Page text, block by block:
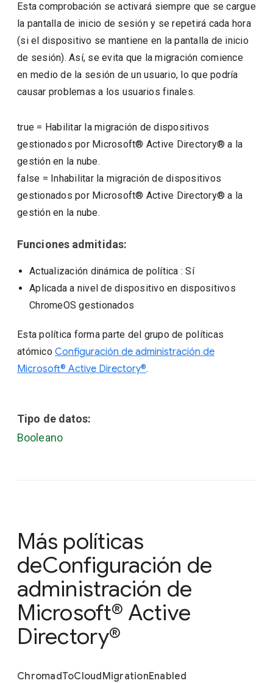
Esta comprobación se activará siempre que se cargue
la pantalla de inicio de sesión y se repetirá cada hora
(si el dispositivo se mantiene en la pantalla de inicio
de sesión). Así, se evita que la migración comience
en medio de la sesión de un usuario, lo que podría
causar problemas a los usuarios finales.
true = Habilitar la migración de dispositivos
gestionados por Microsoft® Active Directory® a la
gestión en la nube.
false = Inhabilitar la migración de dispositivos
gestionados por Microsoft® Active Directory® a la
gestión en la nube.
Funciones admitidas:
Actualización dinámica de política : Sí
Aplicada a nivel de dispositivo en dispositivos
ChromeOS gestionados
Esta política forma parte del grupo de políticas
atómicoConfiguración de administración de
Microsoft® Active Directory®.
Tipo de datos:
Booleano
Más políticas
deConfiguración de
administración de
Microsoft® Active
Directory®
ChromadToCloudMigrationEnabled